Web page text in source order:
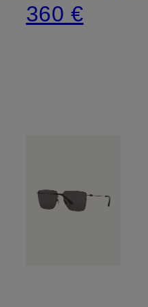
360 €